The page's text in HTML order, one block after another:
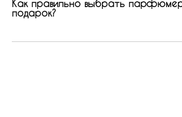
Как правильно выбрать
подарок?